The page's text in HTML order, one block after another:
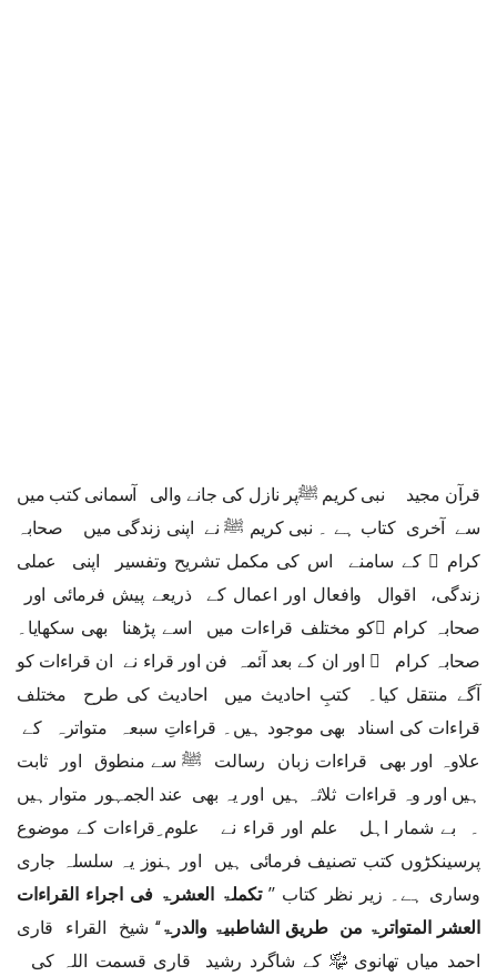
قرآن مجید نبی کریم ﷺپر نازل کی جانے والی آسمانی کتب میں
سے آخری کتاب ہے ۔ نبی کریم ﷺ نے اپنی زندگی میں صحابہ
کرام ﷢ کے سامنے اس کی مکمل تشریح وتفسیر اپنی عملی
زندگی، اقوال وافعال اور اعمال کے ذریعے پیش فرمائی اور
صحابہ کرام ﷢کو مختلف قراءات میں اسے پڑھنا بھی سکھایا۔
صحابہ کرام ﷢ اور ان کے بعد آئمہ فن اور قراء نے ان قراءات کو
آگے منتقل کیا۔ کتبِ احادیث میں احادیث کی طرح مختلف
قراءات کی اسناد بھی موجود ہیں۔ قراءاتِ سبعہ متواترہ کے
علاوہ اور بھی قراءات زبان رسالت ﷺ سے منطوق اور ثابت
ہیں اور وہ قراءات ثلاثہ ہیں اور یہ بھی عند الجمہور متوار ہیں
۔ بے شمار اہل علم اور قراء نے علوم ِقراءات کے موضوع
پرسینکڑوں کتب تصنیف فرمائی ہیں اور ہنوز یہ سلسلہ جاری
وساری ہے۔ زیر نظر کتاب ’’تکملۃ العشرۃ فی اجراء القراءات
العشر المتواترۃ من طریق الشاطبیۃ والدرۃ‘‘ شیخ القراء قاری
احمد میاں تھانوی ﷾ کے شاگرد رشید قاری قسمت اللہ کی